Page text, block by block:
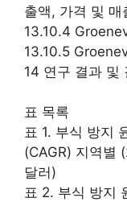
출액, 가격 및
13.10.4
13.10.5
14 연구 결과 및
표 목록
표 1. 부식 방지
(CAGR) 지역별
달러)
표 2. 부식 방지